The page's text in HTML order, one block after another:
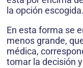
la opción
En esta forma se
menos grande,
médica,
tomar la decisión